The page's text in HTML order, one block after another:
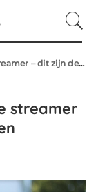
de te volgen stappen
streamer